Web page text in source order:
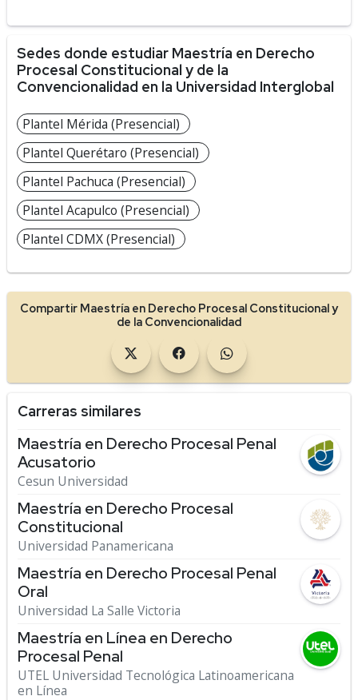
Sedes donde estudiar Maestría en Derecho
Procesal Constitucional y de la
Convencionalidad en la Universidad Interglobal
Plantel Mérida (Presencial)
Plantel Querétaro (Presencial)
Plantel Pachuca (Presencial)
Plantel Acapulco (Presencial)
Plantel CDMX (Presencial)
Compartir Maestría en Derecho Procesal Constitucional y
de la Convencionalidad
Carreras similares
Maestría en Derecho Procesal Penal
Acusatorio
Cesun Universidad
Maestría en Derecho Procesal
Constitucional
Universidad Panamericana
Maestría en Derecho Procesal Penal
Oral
Universidad La Salle Victoria
Maestría en Línea en Derecho
Procesal Penal
UTEL Universidad Tecnológica Latinoamericana
en Línea